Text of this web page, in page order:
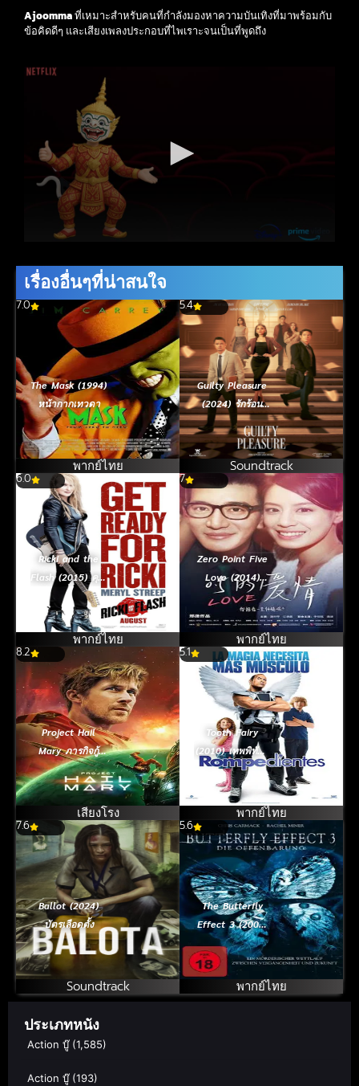
Ajoommaที่เหมาะสำหรับคนที่กำลังมองหาความบันเทิงที่มาพร้อมกับ
ข้อคิดดีๆ และเสียงเพลงประกอบที่ไพเราะจนเป็นที่พูดถึง
เรื่องอื่นๆที่น่าสนใจ
7.0
The Mask (1994)
หน้ากากเทวดา
พากย์ไทย
5.4
Guilty Pleasure
(2024) รักร้อน
คดีลวง
Soundtrack
6.0
Ricki and the
Flash (2015) คุณ
แม่ขาร็อค
พากย์ไทย
7
Zero Point Five
Love (2014)
[พากย์ไทย]
พากย์ไทย
8.2
Project Hail
Mary ภารกิจกู้
สุริยะ (2026)
เสียงโรง
5.1
Tooth Fairy
(2010) เทพพิทักษ์
ฟันน้ำนม
พากย์ไทย
7.6
Ballot (2024)
บัตรเลือดตั้ง
Soundtrack
5.6
The Butterfly
Effect 3 (2009)
เปลี่ยนตาย ไม่ให้
ตาย 3
พากย์ไทย
ประเภทหนัง
Action บู๊(1,585)
Action บู๊(193)